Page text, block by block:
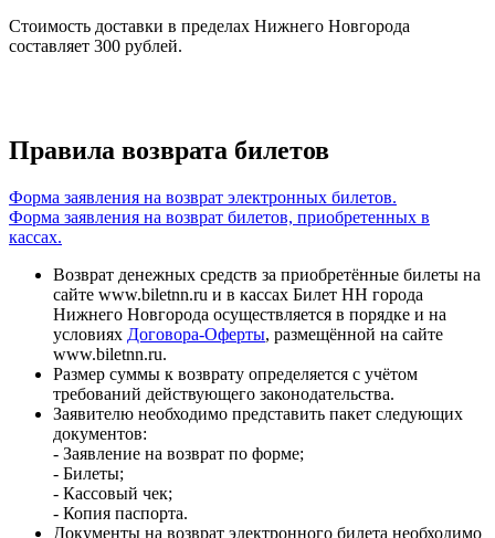
Стоимость доставки в пределах Нижнего Новгорода
составляет 300 рублей.
Правила возврата билетов
Форма заявления на возврат электронных билетов.
Форма заявления на возврат билетов, приобретенных в
кассах.
Возврат денежных средств за приобретённые билеты на
сайте www.biletnn.ru и в кассах Билет НН города
Нижнего Новгорода осуществляется в порядке и на
условиях Договора-Оферты, размещённой на сайте
www.biletnn.ru.
Размер суммы к возврату определяется с учётом
требований действующего законодательства.
Заявителю необходимо представить пакет следующих
документов:
- Заявление на возврат по форме;
- Билеты;
- Кассовый чек;
- Копия паспорта.
Документы на возврат электронного билета необходимо